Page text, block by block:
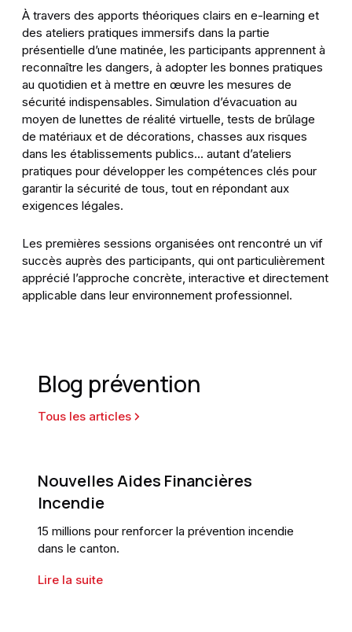
À travers des apports théoriques clairs en e-learning et
des ateliers pratiques immersifs dans la partie
présentielle d’une matinée, les participants apprennent à
reconnaître les dangers, à adopter les bonnes pratiques
au quotidien et à mettre en œuvre les mesures de
sécurité indispensables. Simulation d’évacuation au
moyen de lunettes de réalité virtuelle, tests de brûlage
de matériaux et de décorations, chasses aux risques
dans les établissements publics… autant d’ateliers
pratiques pour développer les compétences clés pour
garantir la sécurité de tous, tout en répondant aux
exigences légales.
Les premières sessions organisées ont rencontré un vif
succès auprès des participants, qui ont particulièrement
apprécié l’approche concrète, interactive et directement
applicable dans leur environnement professionnel.
Blog prévention
Tous les articles
Nouvelles Aides Financières
Incendie
15 millions pour renforcer la prévention incendie
dans le canton.
Lire la suite